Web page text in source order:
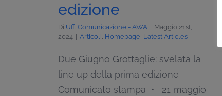
edizione
Di Uff. Comunicazione - AWA
Maggio 21st,
2024
Articoli, Homepage, Latest Articles
Due Giugno Grottaglie: svelata la
line up della prima edizione
Comunicato stampa • 21 maggio